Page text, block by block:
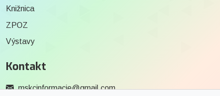
Knižnica
ZPOZ
Výstavy
Kontakt
mskcinformacie@gmail.com